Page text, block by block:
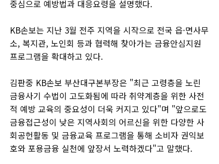
중심으로 예방법과 대응요령을 설명했다.
KB손보는 지난 3월 전주 지역을 시작으로 전국 읍·면사무
소, 복지관, 노인회 등과 협력해 찾아가는 금융안심지원
프로그램을 확대하고 있다.
김판중 KB손보 부산대구본부장은 "최근 고령층을 노린
금융사기 수법이 고도화됨에 따라 취약계층을 위한 사전
적 예방 교육의 중요성이 더욱 커지고 있다"며 "앞으로도
금융접근성이 낮은 지역사회의 어르신을 위한 다양한 사
회공헌활동 및 금융교육 프로그램을 통해 소비자 권익보
호와 포용금융 실천에 앞장서 노력하겠다"고 말했다.